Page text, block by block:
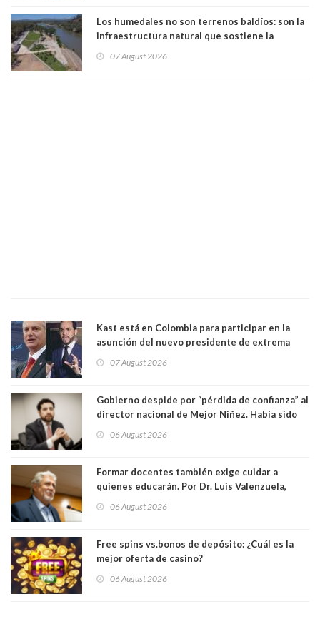
Los humedales no son terrenos baldíos: son la
infraestructura natural que sostiene la
07 August 2026
Kast está en Colombia para participar en la
asunción del nuevo presidente de extrema
07 August 2026
Gobierno despide por “pérdida de confianza” al
director nacional de Mejor Niñez. Había sido
06 August 2026
Formar docentes también exige cuidar a
quienes educarán. Por Dr. Luis Valenzuela,
Académicos U. Católica Silva Henríquez
06 August 2026
Free spins vs.bonos de depósito: ¿Cuál es la
mejor oferta de casino?
06 August 2026